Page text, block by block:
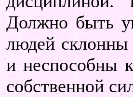
Должно быть
людей
и неспособны
собственной